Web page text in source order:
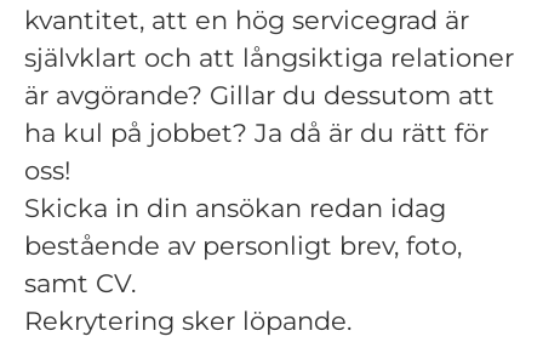
kvantitet, att en hög servicegrad är
självklart och att långsiktiga relationer
är avgörande? Gillar du dessutom att
ha kul på jobbet? Ja då är du rätt för
oss!
Skicka in din ansökan redan idag
bestående av personligt brev, foto,
samt CV.
Rekrytering sker löpande.